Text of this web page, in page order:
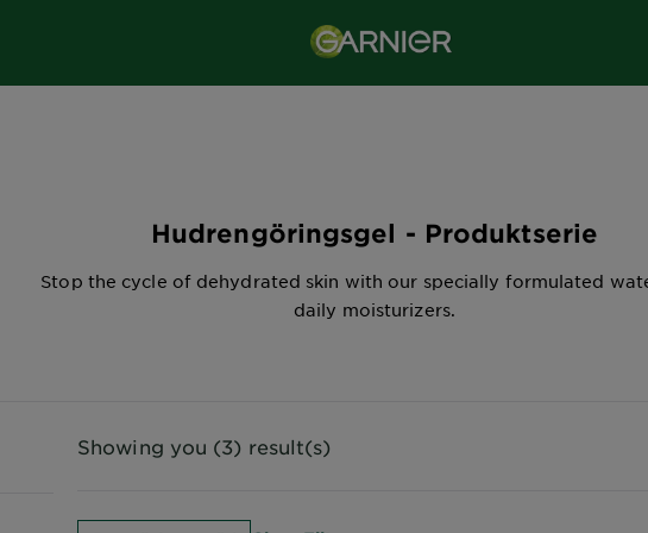
Hudrengöringsgel - Produktserie
Stop the cycle of dehydrated skin with our specially formulated
daily moisturizers.
Showing you (3) result(s)